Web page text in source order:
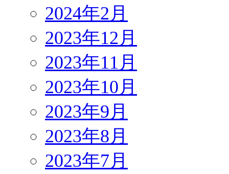
2024年2月
2023年12月
2023年11月
2023年10月
2023年9月
2023年8月
2023年7月